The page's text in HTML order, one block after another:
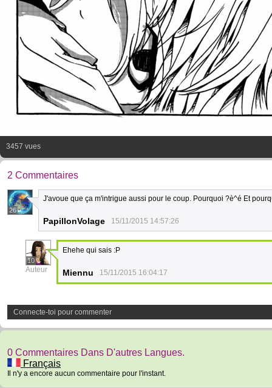
3457 vues
2 Commentaires
26
J'avoue que ça m'intrigue aussi pour le coup. Pourquoi ?è^é Et
PapillonVolage 15/11/2015 14:57:26
10
Auteur
Ehehe qui sais :P
Miennu 15/11/2015 16:04:17
Connecte-toi pour commenter
0 Commentaires Dans D'autres Langues.
Français
Il n'y a encore aucun commentaire pour l'instant.